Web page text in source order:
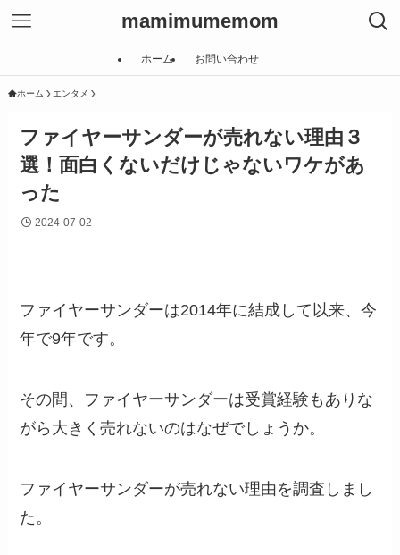
mamimumemom
ホーム お問い合わせ
ホーム エンタメ
ファイヤーサンダーが売れない理由３
選！面白くないだけじゃないワケがあ
った
2024-07-02
ファイヤーサンダーは2014年に結成して以来、今
年で9年です。
その間、ファイヤーサンダーは受賞経験もありな
がら大きく売れないのはなぜでしょうか。
ファイヤーサンダーが売れない理由を調査しまし
た。